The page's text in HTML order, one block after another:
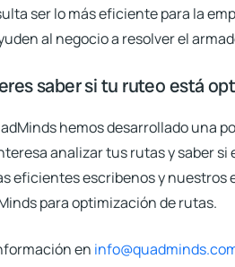
ser lo más eficiente para la
al negocio a resolver el
saber si tu ruteo está
hemos desarrollado una
analizar tus rutas y saber
eficientes escribenos y
para optimización de rutas.
en